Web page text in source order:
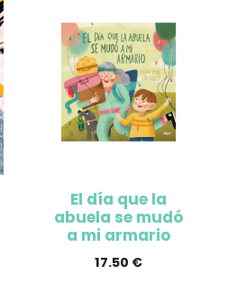
El día que la
abuela se mudó
a mi armario
17.50 €